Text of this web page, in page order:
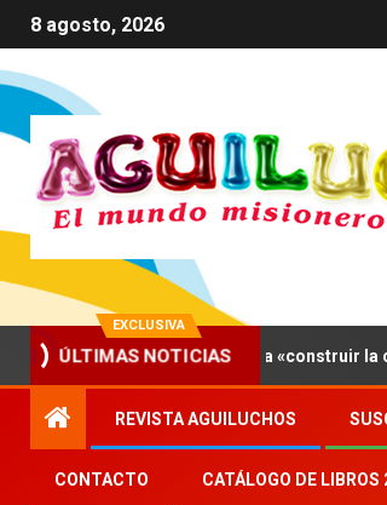
8 agosto, 2026
EXCLUSIVA
ÚLTIMAS NOTICIAS
invita a los jóvenes a «construir la
REVISTA AGUILUCHOS
CONTACTO CATÁLOGO DE LIBROS